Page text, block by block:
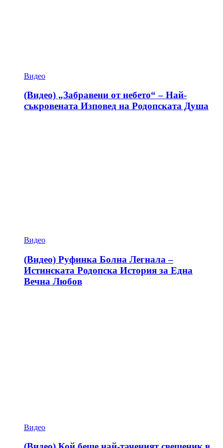
Видео
(Видео) „Забравени от небето“ – Най-
съкровената Изповед на Родопската Душа
Видео
(Видео) Руфинка Болна Легнала –
Истинската Родопска История за Една
Вечна Любов
Видео